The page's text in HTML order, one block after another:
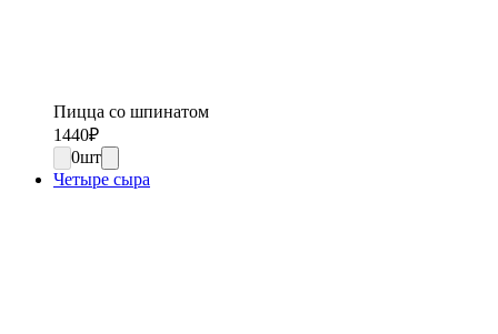
Пицца со шпинатом
1440₽
0шт
Четыре сыра